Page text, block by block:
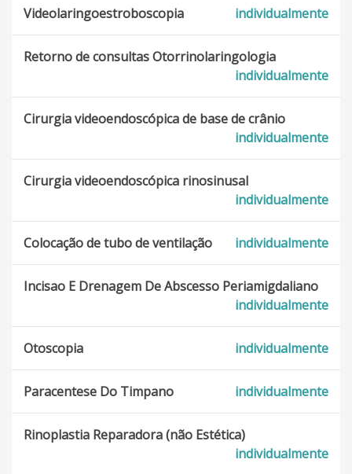
Doenças Da Laringe
Halitose
Histiocitose Sinus
Enjôo Devido Ao Movimento
Videolaringoestroboscopia individualmente
Retorno de consultas Otorrinolaringologia
individualmente
Cirurgia videoendoscópica de base de crânio
individualmente
Cirurgia videoendoscópica rinosinusal
individualmente
Colocação de tubo de ventilação individualmente
Incisao E Drenagem De Abscesso Periamigdaliano
individualmente
Otoscopia individualmente
Paracentese Do Timpano individualmente
Rinoplastia Reparadora (não Estética)
individualmente